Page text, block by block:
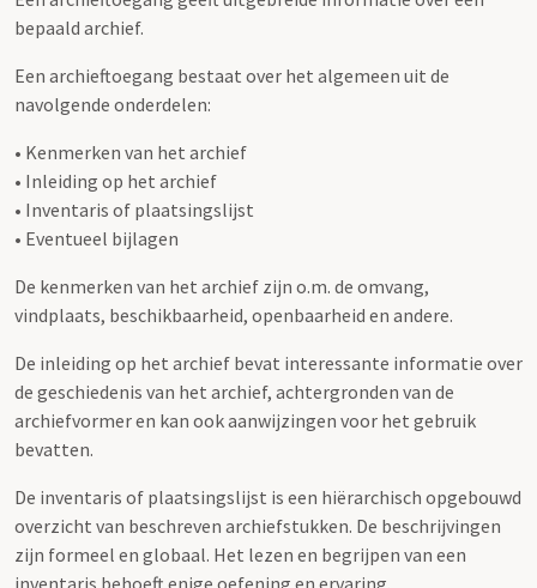
bepaald archief.
Een archieftoegang bestaat over het algemeen uit de
navolgende onderdelen:
• Kenmerken van het archief
• Inleiding op het archief
• Inventaris of plaatsingslijst
• Eventueel bijlagen
De kenmerken van het archief zijn o.m. de omvang,
vindplaats, beschikbaarheid, openbaarheid en andere.
De inleiding op het archief bevat interessante informatie over
de geschiedenis van het archief, achtergronden van de
archiefvormer en kan ook aanwijzingen voor het gebruik
bevatten.
De inventaris of plaatsingslijst is een hiërarchisch opgebouwd
overzicht van beschreven archiefstukken. De beschrijvingen
zijn formeel en globaal. Het lezen en begrijpen van een
inventaris behoeft enige oefening en ervaring.